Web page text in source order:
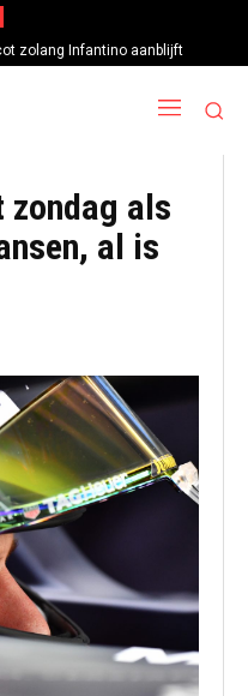
zolang Infantino aanblijft
als
al is